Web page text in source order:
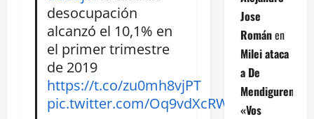
desocupación
alcanzó el 10,1% en
el primer trimestre
de 2019
https://t.co/zu0mh8vjPT
pic.twitter.com/Oq9vdXcRWr
Jose
Románen
Milei ataca
a De
Mendiguren:
«Vos